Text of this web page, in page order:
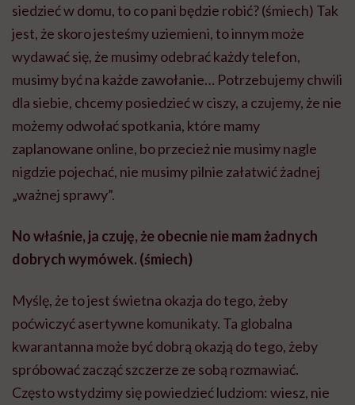
siedzieć w domu, to co pani będzie robić? (śmiech) Tak
jest, że skoro jesteśmy uziemieni, to innym może
wydawać się, że musimy odebrać każdy telefon,
musimy być na każde zawołanie… Potrzebujemy chwili
dla siebie, chcemy posiedzieć w ciszy, a czujemy, że nie
możemy odwołać spotkania, które mamy
zaplanowane online, bo przecież nie musimy nagle
nigdzie pojechać, nie musimy pilnie załatwić żadnej
„ważnej sprawy”.
No właśnie, ja czuję, że obecnie nie mam żadnych
dobrych wymówek. (śmiech)
Myślę, że to jest świetna okazja do tego, żeby
poćwiczyć asertywne komunikaty. Ta globalna
kwarantanna może być dobrą okazją do tego, żeby
spróbować zacząć szczerze ze sobą rozmawiać.
Często wstydzimy się powiedzieć ludziom: wiesz, nie